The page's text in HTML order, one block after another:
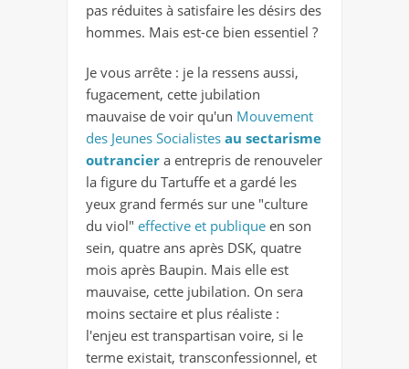
pas réduites à satisfaire les désirs des
hommes. Mais est-ce bien essentiel ?
Je vous arrête : je la ressens aussi,
fugacement, cette jubilation
mauvaise de voir qu'un Mouvement
des Jeunes Socialistes au sectarisme
outrancier a entrepris de renouveler
la figure du Tartuffe et a gardé les
yeux grand fermés sur une "culture
du viol" effective et publique en son
sein, quatre ans après DSK, quatre
mois après Baupin. Mais elle est
mauvaise, cette jubilation. On sera
moins sectaire et plus réaliste :
l'enjeu est transpartisan voire, si le
terme existait, transconfessionnel, et